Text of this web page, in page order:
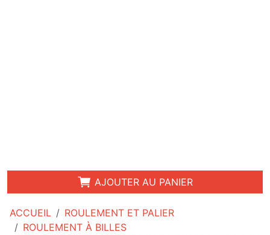
ACCUEIL
ROULEMENT ET PALIER
ROULEMENT À BILLES
AJOUTER AU PANIER